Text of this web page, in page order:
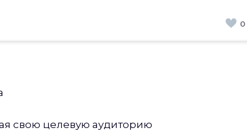
0
свою целевую аудиторию